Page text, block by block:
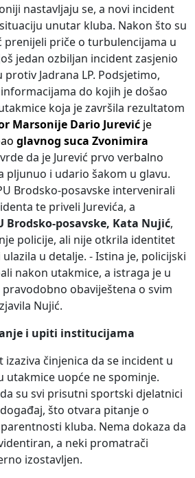
nastavljaju se, a novi incident
unutar kluba. Nakon što su
prenijeli priče o turbulencijama u
jedan ozbiljan incident zasjenio
Jadrana LP. Podsjetimo,
do kojih je došao
koja je završila rezultatom
Marsonije Dario Jurević je
glavnog suca Zvonimira
da je Jurević prvo verbalno
pljunuo i udario šakom u glavu.
Brodsko-posavske intervenirali
te priveli Jurevića, a
Brodsko-posavske, Kata Nujić,
policije, ali nije otkrila identitet
u detalje. - Istina je, policijski
nakon utakmice, a istraga je u
obaviještena o svim
Nujić.
i upiti institucijama
činjenica da se incident u
utakmice uopće ne spominje.
su svi prisutni sportski djelatnici
što otvara pitanje o
kluba. Nema dokaza da
a neki promatrači
izostavljen.